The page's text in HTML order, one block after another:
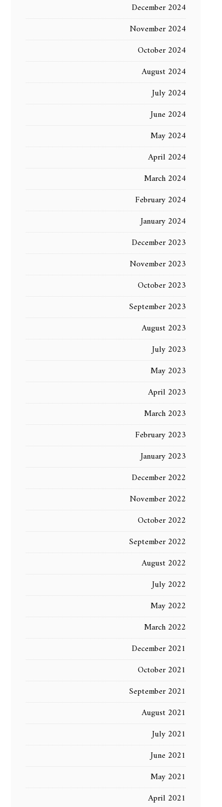
December 2024
November 2024
October 2024
August 2024
July 2024
June 2024
May 2024
April 2024
March 2024
February 2024
January 2024
December 2023
November 2023
October 2023
September 2023
August 2023
July 2023
May 2023
April 2023
March 2023
February 2023
January 2023
December 2022
November 2022
October 2022
September 2022
August 2022
July 2022
May 2022
March 2022
December 2021
October 2021
September 2021
August 2021
July 2021
June 2021
May 2021
April 2021